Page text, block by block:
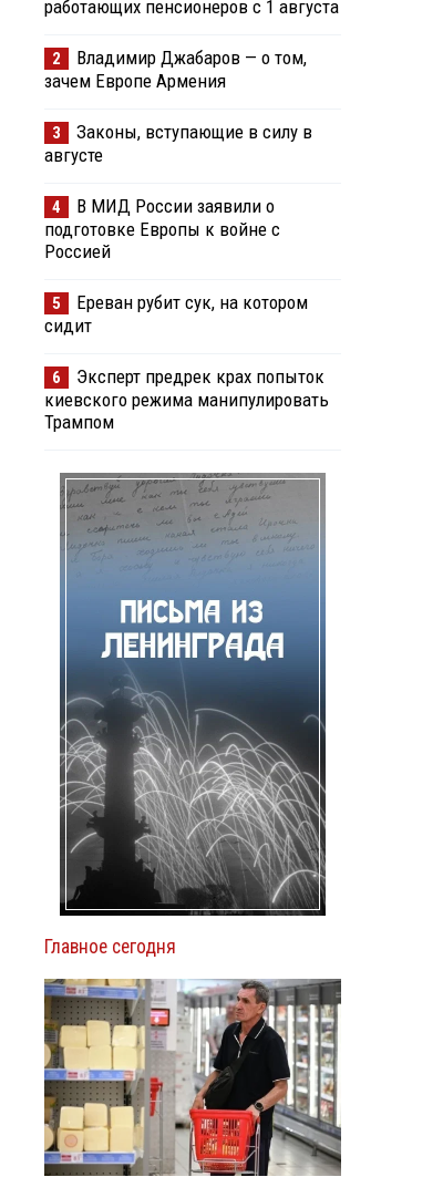
работающих пенсионеров с 1 августа
2
Владимир Джабаров — о том,
зачем Европе Армения
3
Законы, вступающие в силу в
августе
4
В МИД России заявили о
подготовке Европы к войне с
Россией
5
Ереван рубит сук, на котором
сидит
6
Эксперт предрек крах попыток
киевского режима манипулировать
Трампом
Главное сегодня